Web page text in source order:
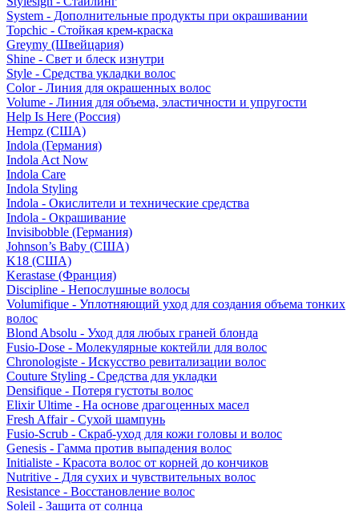
System - Дополнительные продукты при окрашивании
Topchic - Стойкая крем-краска
Greymy (Швейцария)
Shine - Свет и блеск изнутри
Style - Средства укладки волос
Color - Линия для окрашенных волос
Volume - Линия для объема, эластичности и упругости
Help Is Here (Россия)
Hempz (США)
Indola (Германия)
Indola Act Now
Indola Care
Indola Styling
Indola - Окислители и технические средства
Indola - Окрашивание
Invisibobble (Германия)
Johnson’s Baby (США)
K18 (США)
Kerastase (Франция)
Discipline - Непослушные волосы
Volumifique - Уплотняющий уход для создания объема тонких
волос
Blond Absolu - Уход для любых граней блонда
Fusio-Dose - Молекулярные коктейли для волос
Chronologiste - Искусство ревитализации волос
Couture Styling - Средства для укладки
Densifique - Потеря густоты волос
Elixir Ultime - На основе драгоценных масел
Fresh Affair - Сухой шампунь
Fusio-Scrub - Скраб-уход для кожи головы и волос
Genesis - Гамма против выпадения волос
Initialiste - Красота волос от корней до кончиков
Nutritive - Для сухих и чувствительных волос
Resistance - Восстановление волос
Soleil - Защита от солнца